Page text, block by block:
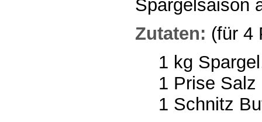
Spargelsaison
Zutaten: (für 4
1 kg
1 Prise Salz
1 Schnitz